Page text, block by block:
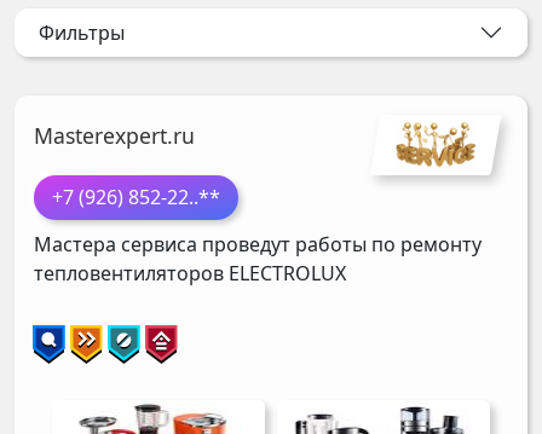
Фильтры
Masterexpert.ru
+7 (926) 852-22..**
Мастера сервиса проведут работы по ремонту
тепловентиляторов ELECTROLUX